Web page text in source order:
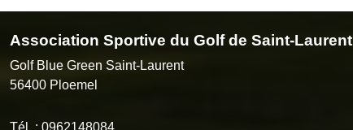
Association Sportive du Golf de Saint-Laurent
Golf Blue Green Saint-Laurent
56400 Ploemel
Tél. : 0962148084